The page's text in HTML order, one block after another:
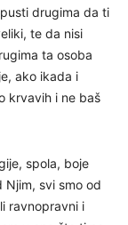
drugima da ti
te da nisi
ta osoba
ako ikada i
krvavih i ne baš
spola, boje
Njim, svi smo od
ravnopravni i